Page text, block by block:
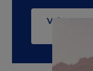
Voir toute